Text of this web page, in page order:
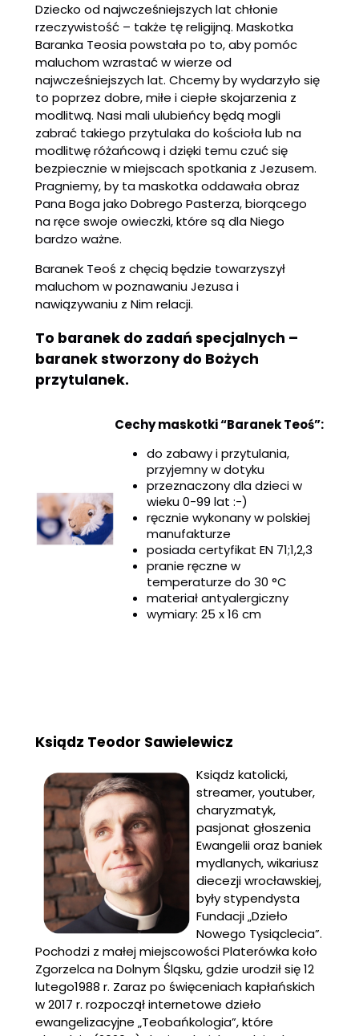
Dziecko od najwcześniejszych lat chłonie
rzeczywistość – także tę religijną. Maskotka
Baranka Teosia powstała po to, aby pomóc
maluchom wzrastać w wierze od
najwcześniejszych lat. Chcemy by wydarzyło się
to poprzez dobre, miłe i ciepłe skojarzenia z
modlitwą. Nasi mali ulubieńcy będą mogli
zabrać takiego przytulaka do kościoła lub na
modlitwę różańcową i dzięki temu czuć się
bezpiecznie w miejscach spotkania z Jezusem.
Pragniemy, by ta maskotka oddawała obraz
Pana Boga jako Dobrego Pasterza, biorącego
na ręce swoje owieczki, które są dla Niego
bardzo ważne.
Baranek Teoś z chęcią będzie towarzyszył
maluchom w poznawaniu Jezusa i
nawiązywaniu z Nim relacji.
To baranek do zadań specjalnych –
baranek stworzony do Bożych
przytulanek.
Cechy maskotki “Baranek Teoś”:
do zabawy i przytulania,
przyjemny w dotyku
przeznaczony dla dzieci w
wieku 0-99 lat :-)
ręcznie wykonany w polskiej
manufakturze
posiada certyfikat EN 71;1,2,3
pranie ręczne w
temperaturze do 30 °C
materiał antyalergiczny
wymiary: 25 x 16 cm
Ksiądz Teodor Sawielewicz
Ksiądz katolicki,
streamer, youtuber,
charyzmatyk,
pasjonat głoszenia
Ewangelii oraz baniek
mydlanych, wikariusz
diecezji wrocławskiej,
były stypendysta
Fundacji „Dzieło
Nowego Tysiąclecia”.
Pochodzi z małej miejscowości Platerówka koło
Zgorzelca na Dolnym Śląsku, gdzie urodził się 12
lutego1988 r. Zaraz po święceniach kapłańskich
w 2017 r. rozpoczął internetowe dzieło
ewangelizacyjne „Teobańkologia”, które